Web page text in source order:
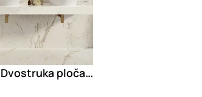
MASTERTOP Dvostruka ploča za lavabo od porcelanskog kamena